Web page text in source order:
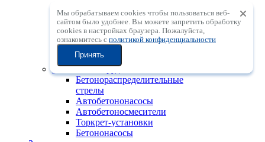
установки
Грунтосмесительные
установки
Бетоносмесительные
установки
Бетонное оборудование
Бетонораспределительные
стрелы
Автобетононасосы
Автобетоносмесители
Торкрет-установки
Бетононасосы
Мы обрабатываем cookies чтобы пользоваться веб-
сайтом было удобнее. Вы можете запретить обработку
сookies в настройках браузера. Пожалуйста,
ознакомитесь с политикой конфиденциальности
Принять